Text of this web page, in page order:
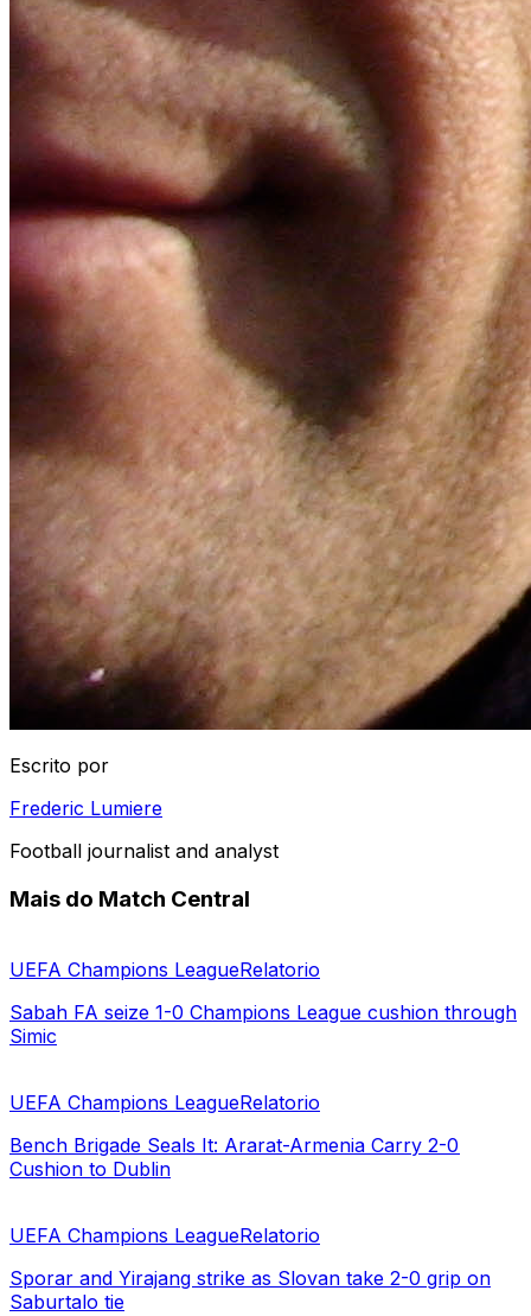
Escrito por
Frederic Lumiere
Football journalist and analyst
Mais do Match Central
UEFA Champions LeagueRelatorio
Sabah FA seize 1-0 Champions League cushion through
Simic
UEFA Champions LeagueRelatorio
Bench Brigade Seals It: Ararat-Armenia Carry 2-0
Cushion to Dublin
UEFA Champions LeagueRelatorio
Sporar and Yirajang strike as Slovan take 2-0 grip on
Saburtalo tie